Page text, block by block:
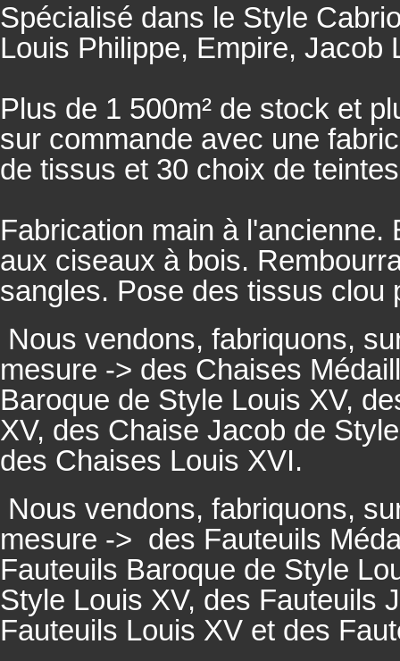
Spécialisé dans le Style
Louis Philippe, Empire, Jacob
Plus de 1 500m² de stock et
sur commande avec une
de tissus et 30 choix de
Fabrication main à
aux ciseaux à bois.
sangles. Pose des tissus clou
Nous vendons, fabriquons,
mesure -> des Chaises
Baroque de Style Louis XV,
XV, des Chaise Jacob de
des Chaises Louis XVI.
Nous vendons, fabriquons,
mesure -> des Fauteuils
Fauteuils Baroque de Style
Style Louis XV, des Fauteuils
Fauteuils Louis XV et des